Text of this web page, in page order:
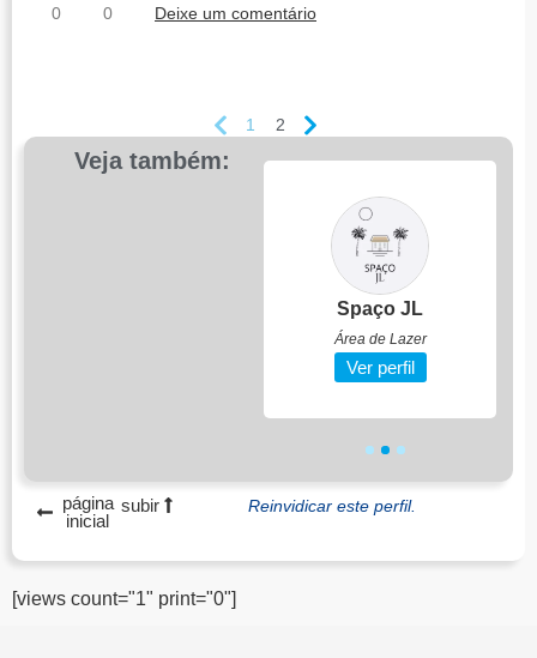
0 0 Deixe um comentário
1 2
Veja também:
Almar 027
Anchie...
Viagens e Turismo
Ver perfil
página
inicial
subir Reinvidicar este perfil.
[views count="1" print="0"]